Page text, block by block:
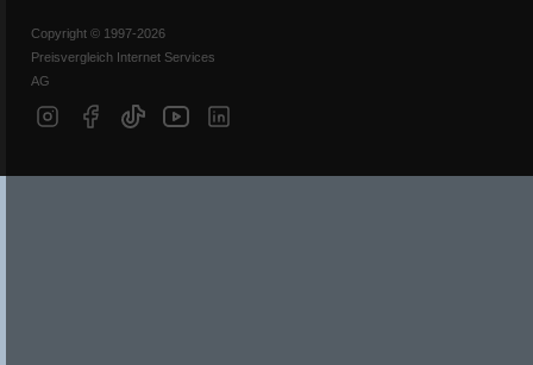
Copyright © 1997-2026
Preisvergleich Internet Services
AG